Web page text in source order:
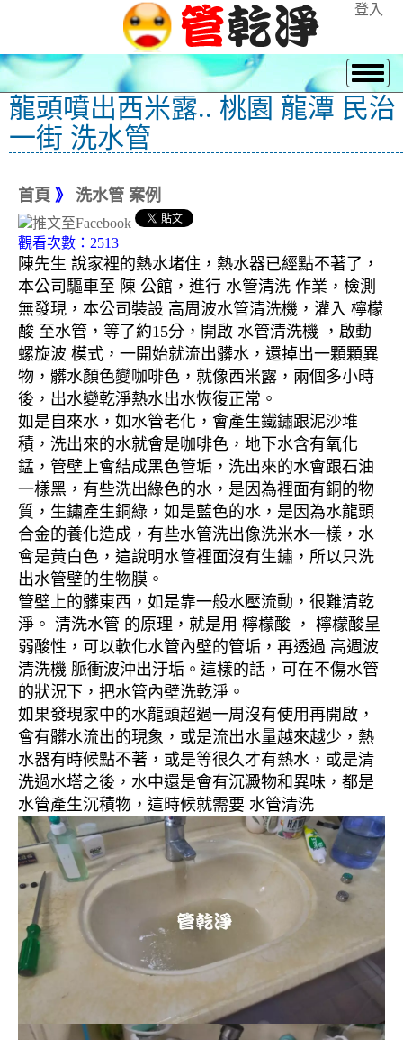
登入
龍頭噴出西米露.. 桃園 龍潭 民治
一街 洗水管
首頁 》 洗水管 案例
觀看次數：2513
陳先生 說家裡的熱水堵住，熱水器已經點不著了，
本公司驅車至 陳 公館，進行 水管清洗 作業，檢測
無發現，本公司裝設 高周波水管清洗機，灌入 檸檬
酸 至水管，等了約15分，開啟 水管清洗機 ，啟動
螺旋波 模式，一開始就流出髒水，還掉出一顆顆異
物，髒水顏色變咖啡色，就像西米露，兩個多小時
後，出水變乾淨熱水出水恢復正常。
如是自來水，如水管老化，會產生鐵鏽跟泥沙堆
積，洗出來的水就會是咖啡色，地下水含有氧化
錳，管壁上會結成黑色管垢，洗出來的水會跟石油
一樣黑，有些洗出綠色的水，是因為裡面有銅的物
質，生鏽產生銅綠，如是藍色的水，是因為水龍頭
合金的養化造成，有些水管洗出像洗米水一樣，水
會是黃白色，這說明水管裡面沒有生鏽，所以只洗
出水管壁的生物膜。
管壁上的髒東西，如是靠一般水壓流動，很難清乾
淨。 清洗水管 的原理，就是用 檸檬酸 ， 檸檬酸呈
弱酸性，可以軟化水管內壁的管垢，再透過 高週波
清洗機 脈衝波沖出汙垢。這樣的話，可在不傷水管
的狀況下，把水管內壁洗乾淨。
如果發現家中的水龍頭超過一周沒有使用再開啟，
會有髒水流出的現象，或是流出水量越來越少，熱
水器有時候點不著，或是等很久才有熱水，或是清
洗過水塔之後，水中還是會有沉澱物和異味，都是
水管產生沉積物，這時候就需要 水管清洗